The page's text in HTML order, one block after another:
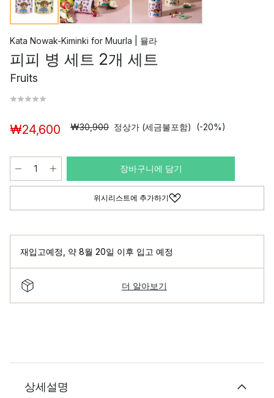
Kata Nowak-Kiminki for Muurla | 뮬라
피피 병 세트 2개 세트
Fruits
₩24,600 ₩30,900 정상가 (세금불포함) (-20%)
장바구니에 담기
위시리스트에 추가하기
재입고예정 약 8월 20일 이후 입고 예정
더 알아보기
상세설명